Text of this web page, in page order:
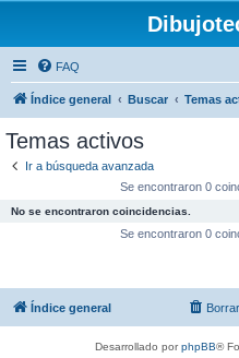
FAQ
Índice general Buscar Temas
Temas activos
Ir a búsqueda avanzada
Se encontraron 0
No se encontraron coincidencias.
Se encontraron 0
Índice general
Desarrollado porphpBB®